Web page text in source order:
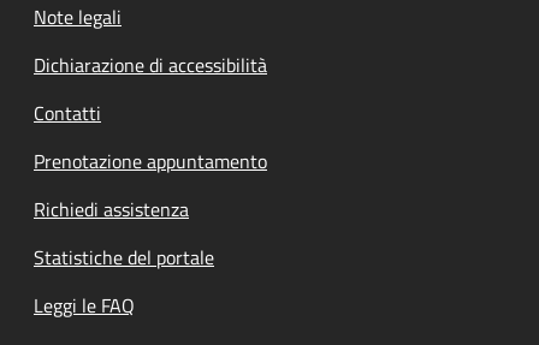
Note legali
Dichiarazione di accessibilità
Contatti
Prenotazione appuntamento
Richiedi assistenza
Statistiche del portale
Leggi le FAQ